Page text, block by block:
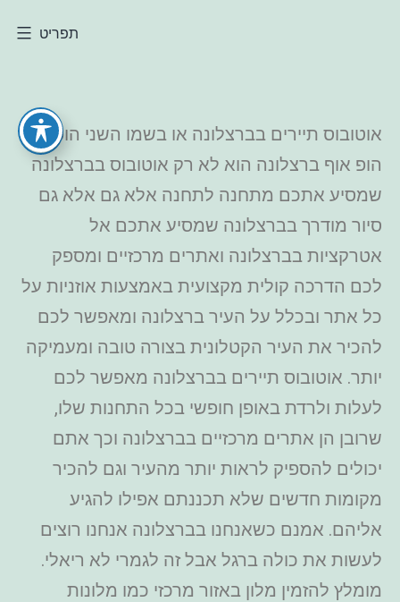
תפריט
אוטובוס תיירים בברצלונה או בשמו השני הופ און
הופ אוף ברצלונה הוא לא רק אוטובוס בברצלונה
שמסיע אתכם מתחנה לתחנה אלא גם אלא גם
סיור מודרך בברצלונה שמסיע אתכם אל
אטרקציות בברצלונה ואתרים מרכזיים ומספק
לכם הדרכה קולית מקצועית באמצעות אוזניות על
כל אתר ובכלל על העיר ברצלונה ומאפשר לכם
להכיר את העיר הקטלונית בצורה טובה ומעמיקה
יותר. אוטובוס תיירים בברצלונה מאפשר לכם
לעלות ולרדת באופן חופשי בכל התחנות שלו,
שרובן הן אתרים מרכזיים בברצלונה וכך אתם
יכולים להספיק לראות יותר מהעיר וגם להכיר
מקומות חדשים שלא תכננתם אפילו להגיע
אליהם. אמנם כשאנחנו בברצלונה אנחנו רוצים
לעשות את כולה ברגל אבל זה לגמרי לא ריאלי.
מומלץ להזמין מלון באזור מרכזי כמו מלונות